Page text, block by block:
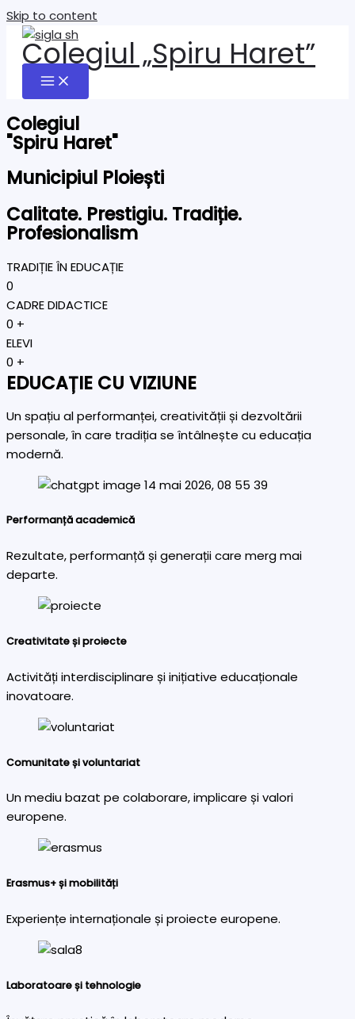
Skip to content
Colegiul „Spiru Haret”
Colegiul
"Spiru Haret"
Municipiul Ploiești
Calitate. Prestigiu. Tradiție.
Profesionalism
TRADIȚIE ÎN EDUCAȚIE
0
CADRE DIDACTICE
0 +
ELEVI
0 +
EDUCAȚIE CU VIZIUNE
Un spațiu al performanței, creativității și dezvoltării
personale, în care tradiția se întâlnește cu educația
modernă.
Performanță academică
Rezultate, performanță și generații care merg mai
departe.
Creativitate și proiecte
Activități interdisciplinare și inițiative educaționale
inovatoare.
Comunitate și voluntariat
Un mediu bazat pe colaborare, implicare și valori
europene.
Erasmus+ și mobilități
Experiențe internaționale și proiecte europene.
Laboratoare și tehnologie